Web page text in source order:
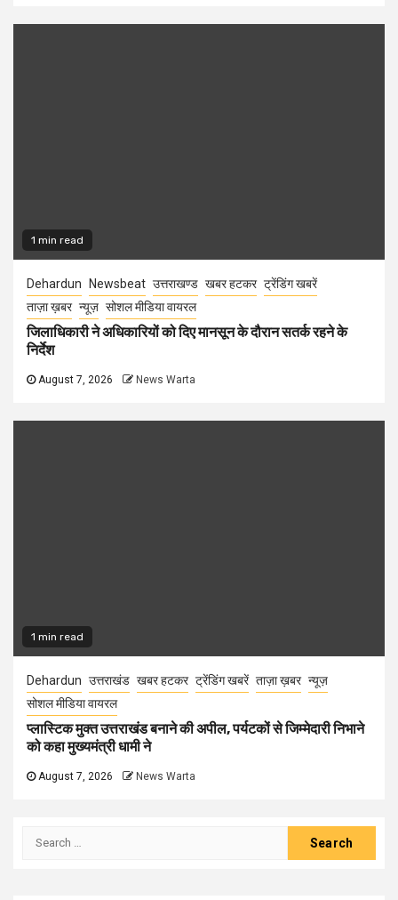
1 min read
Dehardun Newsbeat उत्तराखण्ड खबर हटकर ट्रेंडिंग खबरें
ताज़ा ख़बर न्यूज़ सोशल मीडिया वायरल
जिलाधिकारी ने अधिकारियों को दिए मानसून के दौरान सतर्क रहने के
निर्देश
August 7, 2026 News Warta
1 min read
Dehardun उत्तराखंड खबर हटकर ट्रेंडिंग खबरें ताज़ा ख़बर न्यूज़
सोशल मीडिया वायरल
प्लास्टिक मुक्त उत्तराखंड बनाने की अपील, पर्यटकों से जिम्मेदारी निभाने
को कहा मुख्यमंत्री धामी ने
August 7, 2026 News Warta
Search